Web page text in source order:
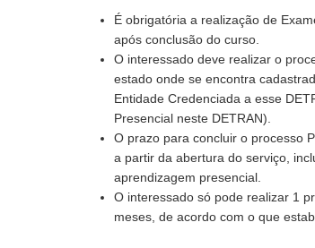
É obrigatória a realização de
após conclusão do curso.
O interessado deve realizar o
estado onde se encontra
Entidade Credenciada a esse
Presencial neste DETRAN).
O prazo para concluir o processo
a partir da abertura do serviço,
aprendizagem presencial.
O interessado só pode realizar 1
meses, de acordo com o que